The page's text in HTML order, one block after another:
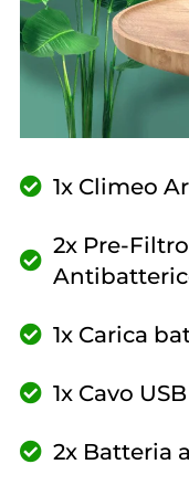
1x Climeo
2x Pre-
1x Carica
1x Cavo USB
2x Batteria